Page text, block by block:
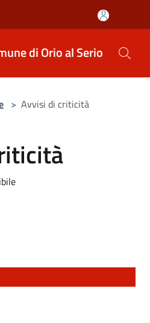
di Orio al Serio
> Avvisi di criticità